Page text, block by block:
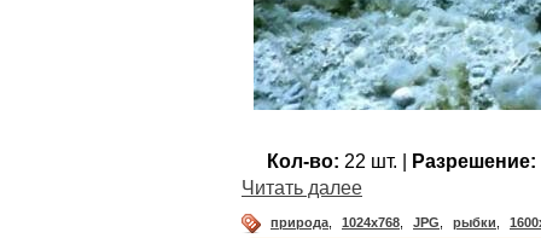
Кол-во: 22 шт. | Разрешение:
Читать далее
природа 1024x768 JPG рыбки